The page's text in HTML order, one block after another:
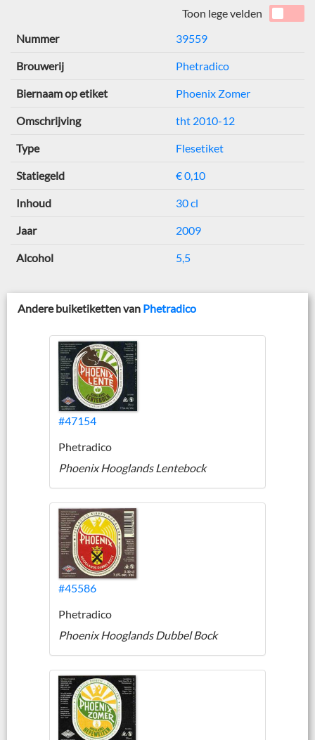
Toon lege velden
Nummer
39559
Brouwerij Phetradico
Biernaam op etiket Phoenix Zomer
Omschrijving tht 2010-12
Type Flesetiket
Statiegeld € 0,10
Inhoud 30 cl
Jaar 2009
Alcohol 5,5
Andere buiketiketten van Phetradico
#47154
Phetradico
Phoenix Hooglands Lentebock
#45586
Phetradico
Phoenix Hooglands Dubbel Bock